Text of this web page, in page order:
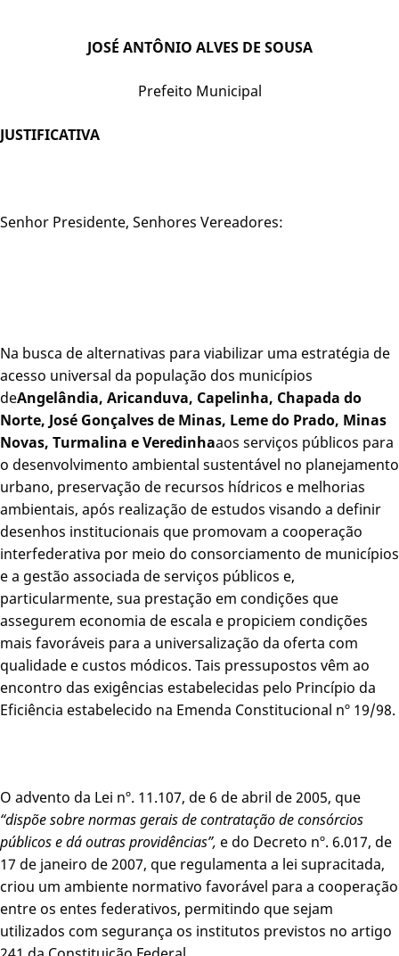
JOSÉ ANTÔNIO ALVES DE SOUSA
Prefeito Municipal
JUSTIFICATIVA
Senhor Presidente, Senhores Vereadores:
Na busca de alternativas para viabilizar uma estratégia de
acesso universal da população dos municípios
deAngelândia, Aricanduva, Capelinha, Chapada do
Norte, José Gonçalves de Minas, Leme do Prado, Minas
Novas, Turmalina e Veredinhaaos serviços públicos para
o desenvolvimento ambiental sustentável no planejamento
urbano, preservação de recursos hídricos e melhorias
ambientais, após realização de estudos visando a definir
desenhos institucionais que promovam a cooperação
interfederativa por meio do consorciamento de municípios
e a gestão associada de serviços públicos e,
particularmente, sua prestação em condições que
assegurem economia de escala e propiciem condições
mais favoráveis para a universalização da oferta com
qualidade e custos módicos. Tais pressupostos vêm ao
encontro das exigências estabelecidas pelo Princípio da
Eficiência estabelecido na Emenda Constitucional nº 19/98.
O advento da Lei nº. 11.107, de 6 de abril de 2005, que
“dispõe sobre normas gerais de contratação de consórcios
públicos e dá outras providências”, e do Decreto nº. 6.017, de
17 de janeiro de 2007, que regulamenta a lei supracitada,
criou um ambiente normativo favorável para a cooperação
entre os entes federativos, permitindo que sejam
utilizados com segurança os institutos previstos no artigo